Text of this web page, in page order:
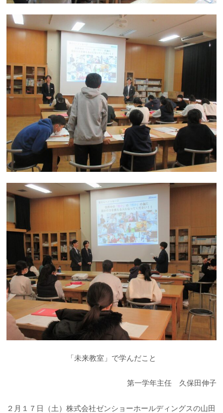
「未来教室」で学んだこと
第一学年主任 久保田伸子
２月１７日（土）株式会社ゼンショーホールディングスの山田